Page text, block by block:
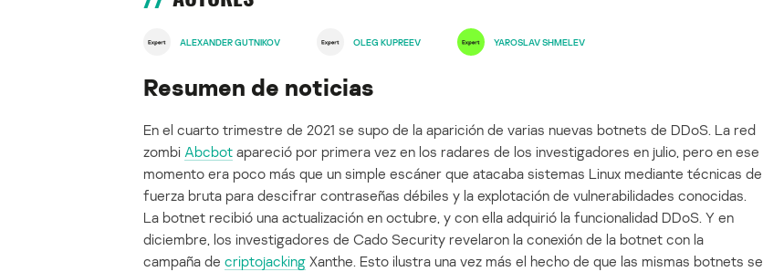
ALEXANDER GUTNIKOV OLEG KUPREEV YAROSLAV SHMELEV
Resumen de noticias
En el cuarto trimestre de 2021 se supo de la aparición de varias nuevas botnets de DDoS. La red
zombi Abcbot apareció por primera vez en los radares de los investigadores en julio, pero en ese
momento era poco más que un simple escáner que atacaba sistemas Linux mediante técnicas de
fuerza bruta para descifrar contraseñas débiles y la explotación de vulnerabilidades conocidas.
La botnet recibió una actualización en octubre, y con ella adquirió la funcionalidad DDoS. Y en
diciembre, los investigadores de Cado Security revelaron la conexión de la botnet con la
campaña de criptojacking Xanthe. Esto ilustra una vez más el hecho de que las mismas botnets se